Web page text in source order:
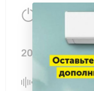
202 690 ₽
Сравнить